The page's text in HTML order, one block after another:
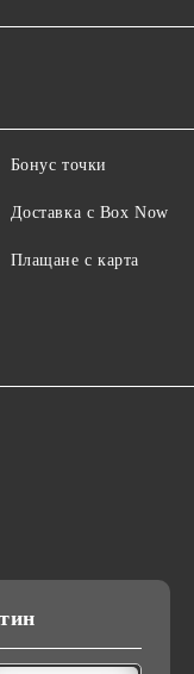
Бонус точки
Доставка с Box Now
Плащане с карта